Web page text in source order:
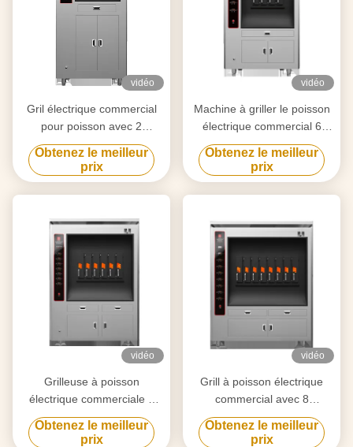
vidéo
Gril électrique commercial
pour poisson avec 2
compartiments 190KG
Obtenez le meilleur
prix
vidéo
Machine à griller le poisson
électrique commercial 6
compartiments 380KG
Obtenez le meilleur
prix
vidéo
Grilleuse à poisson
électrique commerciale 6
compartiments 350 kg
Obtenez le meilleur
prix
vidéo
Grill à poisson électrique
commercial avec 8
compartiments 8 poissons à
la fois
Obtenez le meilleur
prix